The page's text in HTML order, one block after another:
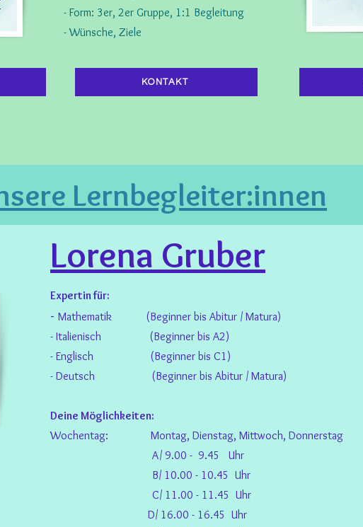
- Form: 3er, 2er Gruppe, 1:1 Begleitung
- Wünsche, Ziele
KONTAKT
Lernbegleiter:innen
Lorena Gruber
Expertin für:
- Mathematik (Beginner bis Abitur / Matura)
- Italienisch (Beginner bis A2)
- Englisch (Beginner bis C1)
- Deutsch (Beginner bis Abitur / Matura)
Deine Möglichkeiten:
Wochentag: Montag, Dienstag, Mittwoch, Donnerstag
A/ 9.00 - 9.45 Uhr
B/ 10.00 - 10.45 Uhr
C/ 11.00 - 11.45 Uhr
D/ 16.00 - 16.45 Uhr